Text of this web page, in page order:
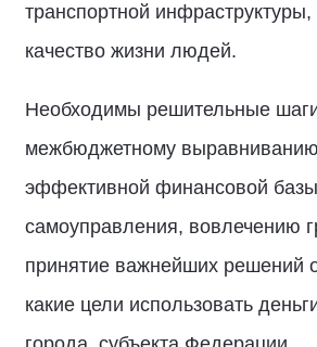
транспортной инфраструктуры,
качество жизни людей.
Необходимы решительные
межбюджетному
эффективной финансовой
самоуправления, вовлечению
принятие важнейших решений
какие цели использовать